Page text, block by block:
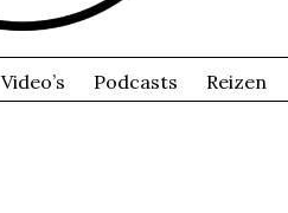
Video’s Podcasts Reizen